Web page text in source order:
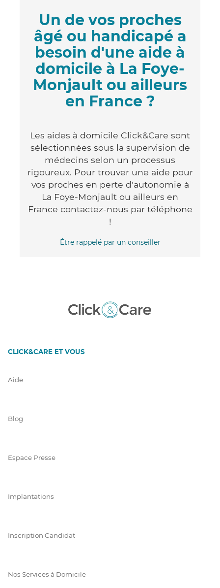
Un de vos proches
âgé ou handicapé a
besoin d'une aide à
domicile à La Foye-
Monjault ou ailleurs
en France ?
Les aides à domicile Click&Care sont
sélectionnées sous la supervision de
médecins selon un processus
rigoureux. Pour trouver une aide pour
vos proches en perte d'autonomie à
La Foye-Monjault ou ailleurs en
France contactez-nous par téléphone
!
Être rappelé par un conseiller
CLICK&CARE ET VOUS
Aide
Blog
Espace Presse
Implantations
Inscription Candidat
Nos Services à Domicile